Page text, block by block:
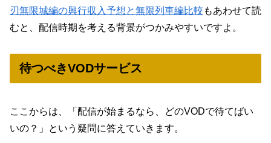
刃無限城編の興行収入予想と無限列車編比較 もあわせて読
むと、配信時期を考える背景がつかみやすいですよ。
待つべきVODサービス
ここからは、「配信が始まるなら、どのVODで待てばい
いの？」という疑問に答えていきます。